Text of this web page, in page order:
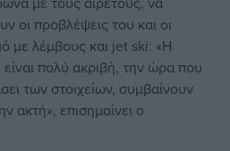
οι προβλέψεις του και οι
με λέμβους και jet ski: «Η
πολύ ακριβή, την ώρα που
των στοιχείων, συμβαίνουν
ακτή», επισημαίνει ο